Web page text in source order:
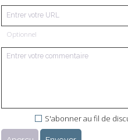
Optionnel
S'abonner au fil de